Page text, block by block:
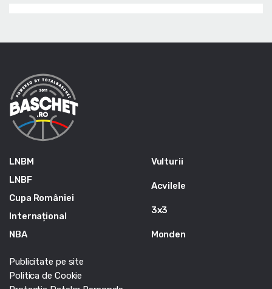
LNBM
LNBF
Cupa României
Internațional
NBA
Vulturii
Acvilele
3x3
Monden
Publicitate pe site
Politica de Cookie